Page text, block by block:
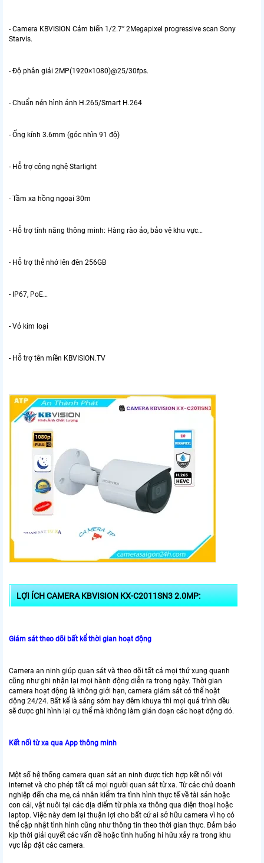
- Camera KBVISION Cảm biến 1/2.7” 2Megapixel progressive scan Sony
Starvis.
- Độ phân giải 2MP(1920×1080)@25/30fps.
- Chuẩn nén hình ảnh H.265/Smart H.264
- Ống kính 3.6mm (góc nhìn 91 độ)
- Hỗ trợ công nghệ Starlight
- Tầm xa hồng ngoại 30m
- Hỗ trợ tính năng thông minh: Hàng rào ảo, bảo vệ khu vực…
- Hỗ trợ thẻ nhớ lên đên 256GB
- IP67, PoE…
- Vỏ kim loại
- Hỗ trợ tên miền KBVISION.TV
LỢI ÍCH CAMERA KBVISION KX-C2011SN3 2.0MP:
Giám sát theo dõi bất kể thời gian hoạt động
Camera an ninh giúp quan sát và theo dõi tất cả mọi thứ xung quanh
cũng như ghi nhận lại mọi hành động diễn ra trong ngày. Thời gian
camera hoạt động là không giới hạn, camera giám sát có thể hoặt
động 24/24. Bất kể là sáng sớm hay đêm khuya thì mọi quá trình đều
sẽ được ghi hình lại cụ thể mà không làm gián đoạn các hoạt động đó.
Kết nối từ xa qua App thông minh
Một số hệ thống camera quan sát an ninh được tích hợp kết nối với
internet và cho phép tất cả mọi người quan sát từ xa. Từ các chủ doanh
nghiệp đến cha mẹ, cá nhân kiểm tra tình hình thực tế về tài sản hoặc
con cái, vật nuôi tại các địa điểm từ phía xa thông qua điện thoại hoặc
laptop. Việc này đem lại thuận lợi cho bất cứ ai sở hữu camera vì họ có
thể cập nhật tình hình cũng như thông tin theo thời gian thực. Đảm bảo
kịp thời giải quyết các vấn đề hoặc tình huống hi hữu xảy ra trong khu
vực lắp đặt các camera.